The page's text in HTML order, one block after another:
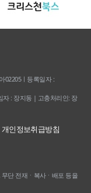
02205ㅣ등록일자 :
자 : 장지동 | 고충처리인: 장
개인정보취급방침
단 전재ㆍ복사ㆍ배포 등을